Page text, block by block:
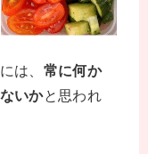
は、 常に何か
いかと思われ